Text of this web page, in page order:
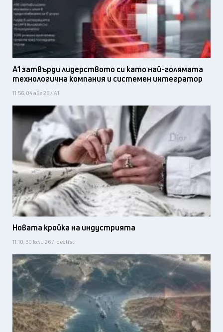
А1 затвърди лидерството си като най-голямата
технологична компания и системен интегратор
11:56, 04 авг 26 / А1
Новата кройка на индустрията
11:10, 30 юли 26 / Idealisti